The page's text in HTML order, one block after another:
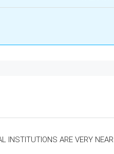
INSTITUTIONS ARE VERY NEAR